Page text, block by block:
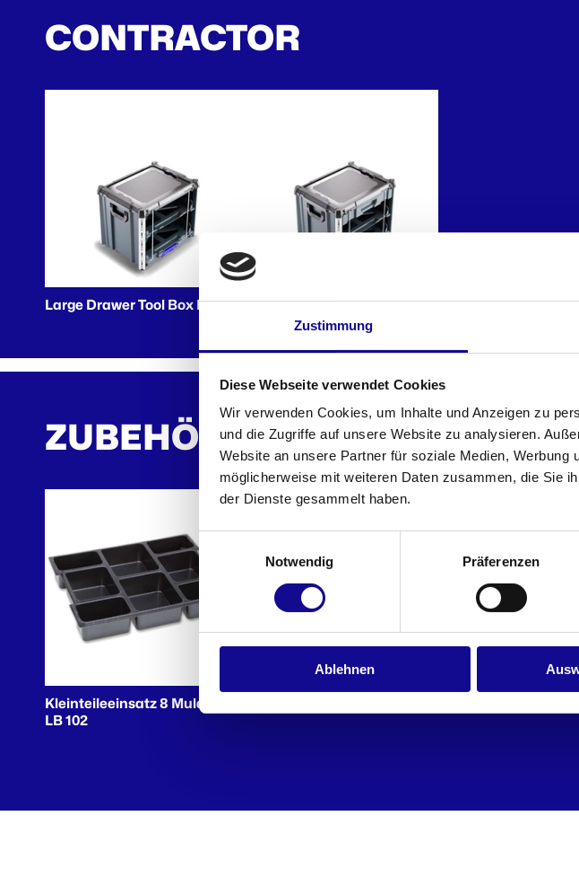
Zustimmung
Diese Webseite verwendet Cookies
Wir verwenden Cookies, um Inhalte und Anzeigen zu
und die Zugriffe auf unsere Website zu analysieren.
Website an unsere Partner für soziale Medien,
möglicherweise mit weiteren Daten zusammen, die Sie
der Dienste gesammelt haben.
Notwendig
Präferenzen
Ablehnen
CONTRACTOR
Large Drawer Tool Box B1 Large Drawer Tool Box C1
ZUBEHÖR
Kleinteileeinsatz 8 Mulden
LB 102